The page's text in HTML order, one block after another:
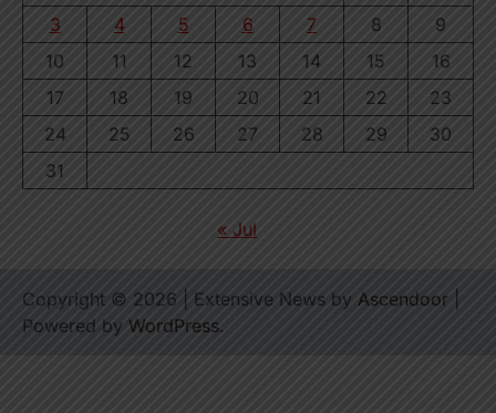
3
4 5 6 7 8
9
10
11 12 13 14 15
16
17
18 19 20 21 22
23
24
25 26 27 28 29
30
31
« Jul
Copyright © 2026 | Extensive News by Ascendoor
Powered by WordPress.